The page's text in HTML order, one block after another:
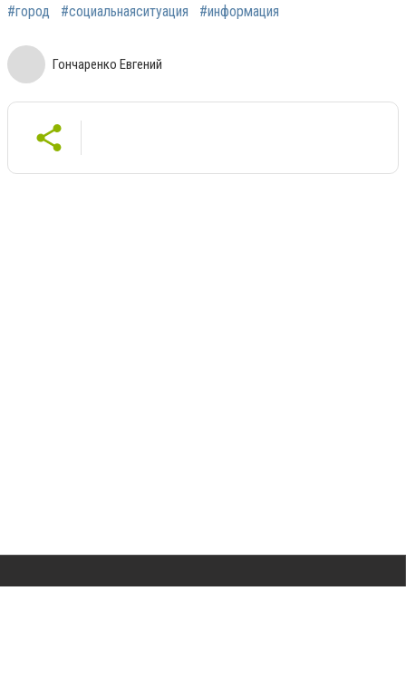
#город #социальнаяситуация #информация
Гончаренко Евгений